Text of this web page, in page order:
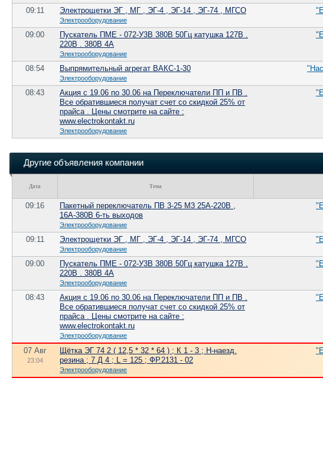
09:11 Электрощетки ЭГ , МГ , ЭГ-4 , ЭГ-14 , ЭГ-74 , МГСО
Электрооборудование
09:00
Пускатель ПМЕ - 072-У3В 380В 50Гц катушка 127В .
220В . 380В 4А
Электрооборудование
08:54 Выпрямительный агрегат ВАКС-1-30
Электрооборудование
08:43
Акция с 19.06 по 30.06 на Переключатели ПП и ПВ .
Все обратившиеся получат счет со скидкой 25% от
прайса . Цены смотрите на сайте :
www.electrokontakt.ru
Электрооборудование
Другие объявления компании
Дата Тема
09:16
Пакетный переключатель ПВ 3-25 М3 25А-220В ,
16А-380В 6-ть выходов
Электрооборудование
09:11 Электрощетки ЭГ , МГ , ЭГ-4 , ЭГ-14 , ЭГ-74 , МГСО
Электрооборудование
09:00
Пускатель ПМЕ - 072-У3В 380В 50Гц катушка 127В .
220В . 380В 4А
Электрооборудование
08:43
Акция с 19.06 по 30.06 на Переключатели ПП и ПВ .
Все обратившиеся получат счет со скидкой 25% от
прайса . Цены смотрите на сайте :
www.electrokontakt.ru
Электрооборудование
07 Авг
23:04
Щётка ЭГ 74 2 ( 12,5 * 32 * 64 ) ; К 1 - 3 ; Н-наезд.
резина ; 7 Д 4 ; L = 125 ; ФР.2131 - 02
Электрооборудование